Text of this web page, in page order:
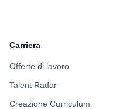
Carriera
Offerte di lavoro
Talent Radar
Creazione Curriculum